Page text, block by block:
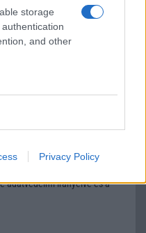
storage
and other
Privacy Policy
hírlevelére
adatvédelmi irányelveés a